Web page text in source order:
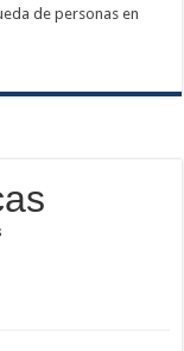
de personas en